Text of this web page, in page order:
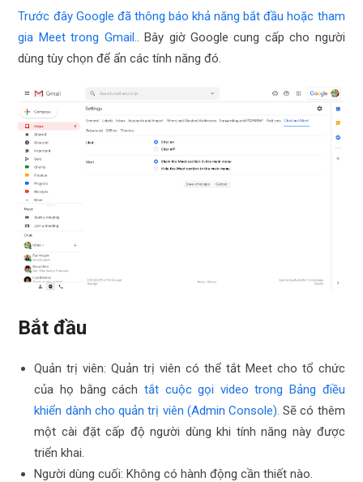
Trước đây Google đã thông báo khả năng bắt đầu hoặc tham
gia Meet trong Gmail..Bây giờ Google cung cấp cho người
dùng tùy chọn để ẩn các tính năng đó.
Bắt đầu
Quản trị viên:Quản trị viên có thể tắt Meet cho tổ chức
của họ bằng cách tắt cuộc gọi video trong Bảng điều
khiển dành cho quản trị viên (Admin Console). Sẽ có thêm
một cài đặt cấp độ người dùng khi tính năng này được
triển khai.
Người dùng cuối: Không có hành động cần thiết nào.